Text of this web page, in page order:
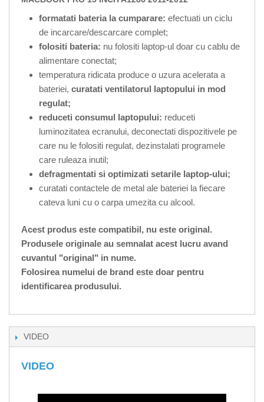
formatati bateria la cumparare: efectuati un ciclu
de incarcare/descarcare complet;
folositi bateria: nu folositi laptop-ul doar cu cablu de
alimentare conectat;
temperatura ridicata produce o uzura acelerata a
bateriei, curatati ventilatorul laptopului in mod
regulat;
reduceti consumul laptopului: reduceti
luminozitatea ecranului, deconectati dispozitivele pe
care nu le folositi regulat, dezinstalati programele
care ruleaza inutil;
defragmentati si optimizati setarile laptop-ului;
curatati contactele de metal ale bateriei la fiecare
cateva luni cu o carpa umezita cu alcool.
Acest produs este compatibil, nu este original.
Produsele originale au semnalat acest lucru avand
cuvantul "original" in nume.
Folosirea numelui de brand este doar pentru
identificarea produsului.
VIDEO
VIDEO